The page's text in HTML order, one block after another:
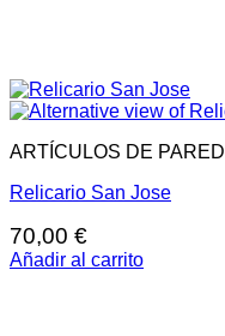
ARTÍCULOS DE PARED
Relicario San Jose
70,00 €
Añadir al carrito